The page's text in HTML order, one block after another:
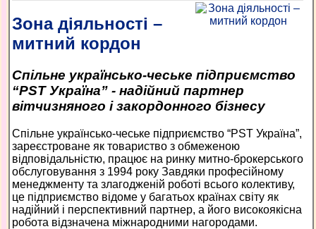
Зона діяльності –
митний кордон
Спільне українсько-чеське підприємство
“PST Україна” - надійний партнер
вітчизняного і закордонного бізнесу
Спільне українсько-чеське підприємство “PST Україна”,
зареєстроване як товариство з обмеженою
відповідальністю, працює на ринку митно-брокерського
обслуговування з 1994 року Завдяки професійному
менеджменту та злагодженій роботі всього колективу,
це підприємство відоме у багатьох країнах світу як
надійний і перспективний партнер, а його високоякісна
робота відзначена міжнародними нагородами.